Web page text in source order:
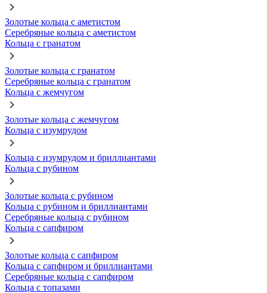
Золотые кольца с аметистом
Серебряные кольца с аметистом
Кольца с гранатом
Золотые кольца с гранатом
Серебряные кольца с гранатом
Кольца с жемчугом
Золотые кольца с жемчугом
Кольца с изумрудом
Кольца с изумрудом и бриллиантами
Кольца с рубином
Золотые кольца с рубином
Кольца с рубином и бриллиантами
Серебряные кольца с рубином
Кольца с сапфиром
Золотые кольца с сапфиром
Кольца с сапфиром и бриллиантами
Серебряные кольца с сапфиром
Кольца с топазами